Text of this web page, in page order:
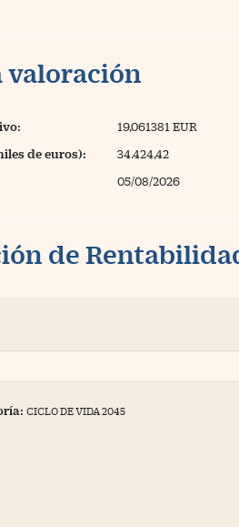
valoración
19,061381 EUR
de euros): 34.424,42
05/08/2026
de
CICLO DE VIDA 2045